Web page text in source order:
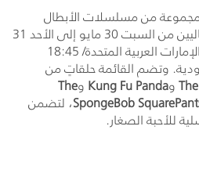
من مسلسلات الأبطال
والأشرار على مدار يومين متتاليين من السبت 30 مايو إلى الأحد 31
مايو، الساعة 19:45 بتوقيت الإمارات العربية المتحدة/ 18:45
وتضم القائمة حلقاتٍ من
وKung Fu PandaوThe
SpongeBob، لتضمن
للأحبة الصغار.